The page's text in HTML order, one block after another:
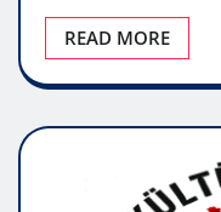
READ MORE